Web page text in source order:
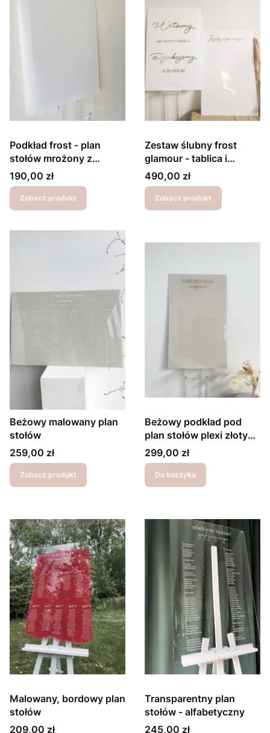
Podkład frost - plan
stołów mrożony z
lustrzanym nagłówkiem
Cena
190,00 zł
Zobacz produkt
Zestaw ślubny frost
glamour - tablica i
podkład pod plan stołów
Cena
490,00 zł
Zobacz produkt
Beżowy malowany plan
stołów
Cena
259,00 zł
Zobacz produkt
Beżowy podkład pod
plan stołów plexi złoty
napis
Cena
299,00 zł
Do koszyka
Malowany, bordowy plan
stołów
Cena
209,00 zł
Transparentny plan
stołów - alfabetyczny
Cena
245,00 zł